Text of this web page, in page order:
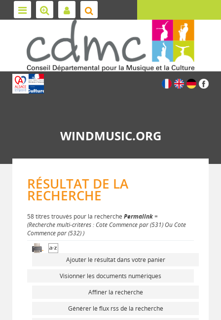
WINDMUSIC.ORG
RÉSULTAT DE LA
RECHERCHE
58 titres trouvés pour la recherche Permalink=
(Recherche multi-critères : Cote Commence par (531) Ou Cote
Commence par (532) )
Ajouter le résultat dans votre panier
Visionner les documents numériques
Affiner la recherche
Générer le flux rss de la recherche